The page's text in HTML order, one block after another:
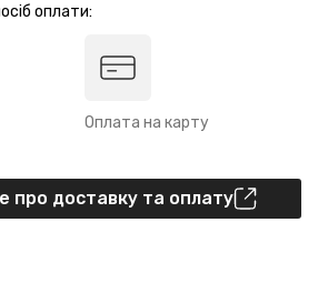
оплати:
Оплата на карту
про доставку та оплату